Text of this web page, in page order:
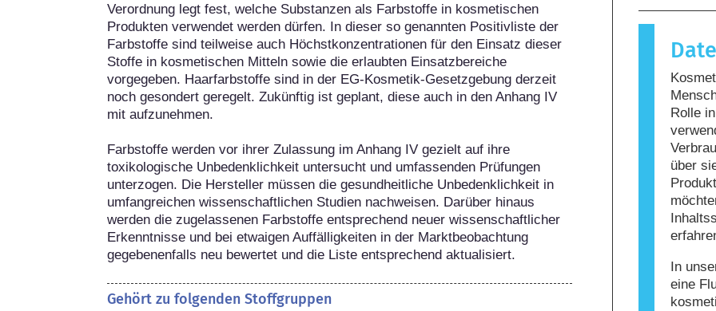
Verordnung legt fest, welche Substanzen als Farbstoffe in kosmetischen
Produkten verwendet werden dürfen. In dieser so genannten Positivliste der
Farbstoffe sind teilweise auch Höchstkonzentrationen für den Einsatz dieser
Stoffe in kosmetischen Mitteln sowie die erlaubten Einsatzbereiche
vorgegeben. Haarfarbstoffe sind in der EG-Kosmetik-Gesetzgebung derzeit
noch gesondert geregelt. Zukünftig ist geplant, diese auch in den Anhang IV
mit aufzunehmen.
Farbstoffe werden vor ihrer Zulassung im Anhang IV gezielt auf ihre
toxikologische Unbedenklichkeit untersucht und umfassenden Prüfungen
unterzogen. Die Hersteller müssen die gesundheitliche Unbedenklichkeit in
umfangreichen wissenschaftlichen Studien nachweisen. Darüber hinaus
werden die zugelassenen Farbstoffe entsprechend neuer wissenschaftlicher
Erkenntnisse und bei etwaigen Auffälligkeiten in der Marktbeobachtung
gegebenenfalls neu bewertet und die Liste entsprechend aktualisiert.
Gehört zu folgenden Stoffgruppen
harmlos
Reaktion
Allergie
nicht,
nicht
Rolle
über
In
eine